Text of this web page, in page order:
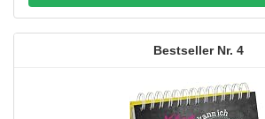
4